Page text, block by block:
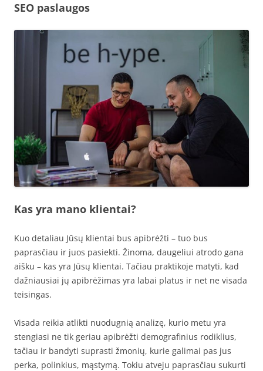
SEO paslaugos
Kas yra mano klientai?
Kuo detaliau Jūsų klientai bus apibrėžti – tuo bus
paprasčiau ir juos pasiekti. Žinoma, daugeliui atrodo gana
aišku – kas yra Jūsų klientai. Tačiau praktikoje matyti, kad
dažniausiai jų apibrėžimas yra labai platus ir net ne visada
teisingas.
Visada reikia atlikti nuodugnią analizę, kurio metu yra
stengiasi ne tik geriau apibrėžti demografinius rodiklius,
tačiau ir bandyti suprasti žmonių, kurie galimai pas jus
perka, polinkius, mąstymą. Tokiu atveju paprasčiau sukurti